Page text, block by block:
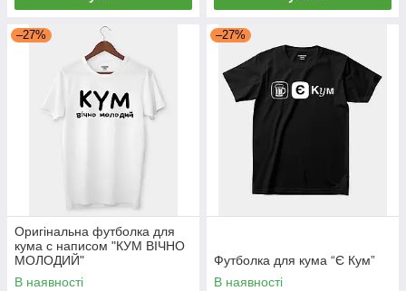
–27%
Оригінальна футболка для
кума с написом "КУМ ВІЧНО
МОЛОДИЙ"
В наявності
–27%
Футболка для кума “Є Кум”
В наявності